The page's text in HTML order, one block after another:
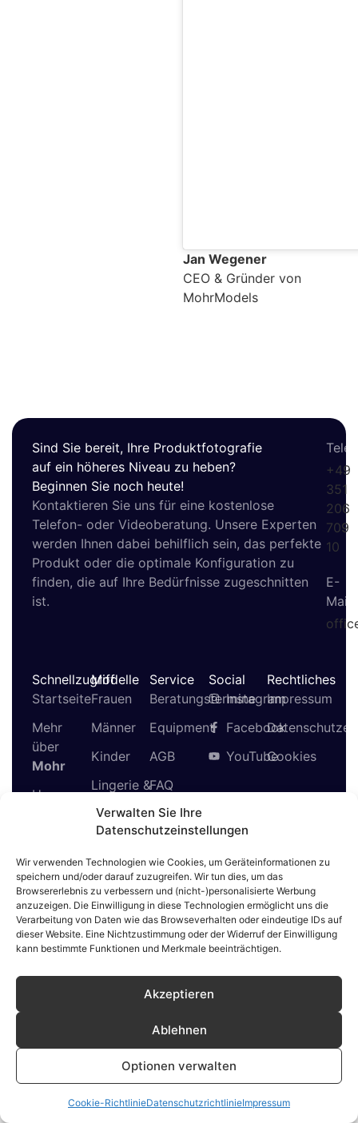
Verwalten Sie Ihre
Datenschutzeinstellungen
Wir verwenden Technologien wie Cookies, um Geräteinformationen zu
speichern und/oder darauf zuzugreifen. Wir tun dies, um das
Browsererlebnis zu verbessern und (nicht-)personalisierte Werbung
anzuzeigen. Die Einwilligung in diese Technologien ermöglicht uns die
Verarbeitung von Daten wie das Browseverhalten oder eindeutige IDs auf
dieser Website. Eine Nichtzustimmung oder der Widerruf der Einwilligung
kann bestimmte Funktionen und Merkmale beeinträchtigen.
Akzeptieren
Ablehnen
Optionen verwalten
Cookie-RichtlinieDatenschutzrichtlinieImpressum
Jan Wegener
CEO & Gründer von
MohrModels
Sind Sie bereit, Ihre Produktfotografie
auf ein höheres Niveau zu heben?
Beginnen Sie noch heute!
Kontaktieren Sie uns für eine kostenlose
Telefon- oder Videoberatung. Unsere Experten
werden Ihnen dabei behilflich sein, das perfekte
Produkt oder die optimale Konfiguration zu
finden, die auf Ihre Bedürfnisse zugeschnitten
ist.
+49
351
206
709
10
E-
Mail
Schnellzugriff
Startseite
Mehr
über
Mohr
Unsere
Mannequins
Anprobe
Kontakt
Modelle
Frauen
Männer
Kinder
Lingerie &
Unterwäsche
Spezialmodelle
Service
Beratungstermine
Equipment
AGB
FAQ
Social
Instagram
Facebook
YouTube
Rechtliches
Impressum
Cookies
Copyright © 2025 MohrModels
vorbehalten.